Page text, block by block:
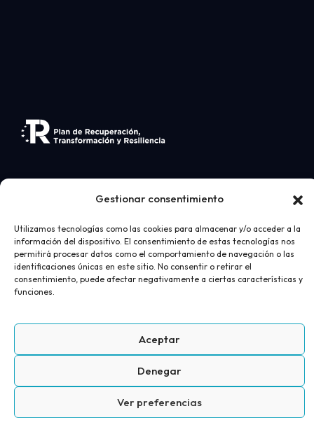
Gestionar consentimiento
Utilizamos tecnologías como las cookies para almacenar y/o acceder a la
información del dispositivo. El consentimiento de estas tecnologías nos
permitirá procesar datos como el comportamiento de navegación o las
identificaciones únicas en este sitio. No consentir o retirar el
consentimiento, puede afectar negativamente a ciertas características y
funciones.
Aceptar
Denegar
Ver preferencias
Desarrollo webrealizado porAICOR- Ortopedia
Juan Bravo 2026
Términos y condiciones de compra